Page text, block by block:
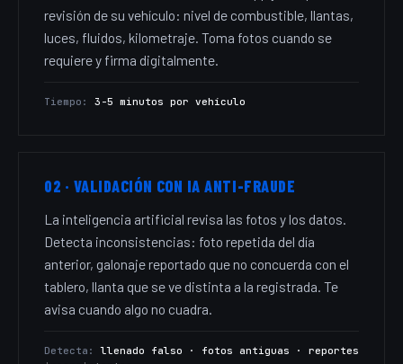
revisión de su vehículo: nivel de combustible, llantas,
luces, fluidos, kilometraje. Toma fotos cuando se
requiere y firma digitalmente.
Tiempo: 3-5 minutos por vehículo
02 · VALIDACIÓN CON IA ANTI-FRAUDE
La inteligencia artificial revisa las fotos y los datos.
Detecta inconsistencias: foto repetida del día
anterior, galonaje reportado que no concuerda con el
tablero, llanta que se ve distinta a la registrada. Te
avisa cuando algo no cuadra.
Detecta:llenado falso · fotos antiguas · reportes